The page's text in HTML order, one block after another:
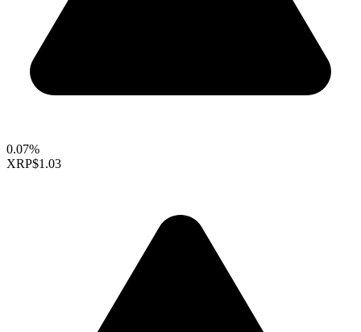
0.07%
XRP$1.03